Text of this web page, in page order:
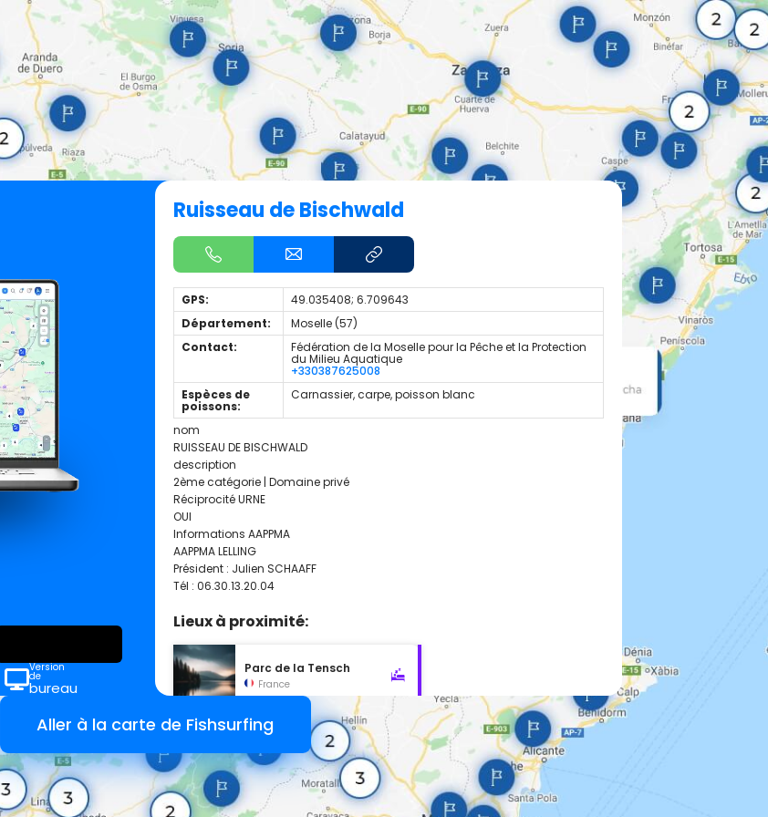
Version
de
bureau
Ruisseau de Bischwald
GPS:
49.035408; 6.709643
Département:
Moselle (57)
Contact:
Fédération de la Moselle pour la Pêche et la Protection
du Milieu Aquatique
+330387625008
Espèces de
poissons:
Carnassier, carpe, poisson blanc
nom
RUISSEAU DE BISCHWALD
description
2ème catégorie | Domaine privé
Réciprocité URNE
OUI
Informations AAPPMA
AAPPMA LELLING
Président : Julien SCHAAFF
Tél : 06.30.13.20.04
Lieux à proximité:
Parc de la Tensch
France
Etang de Derrière
France
Domaine du
Aller à la carte de Fishsurfing